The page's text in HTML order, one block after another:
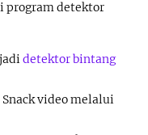
program detektor
detektor bintang
video melalui